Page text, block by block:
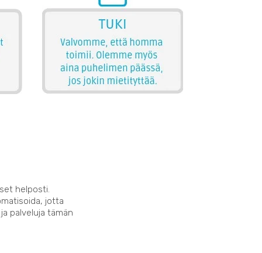
helposti.
jotta
palveluja tämän